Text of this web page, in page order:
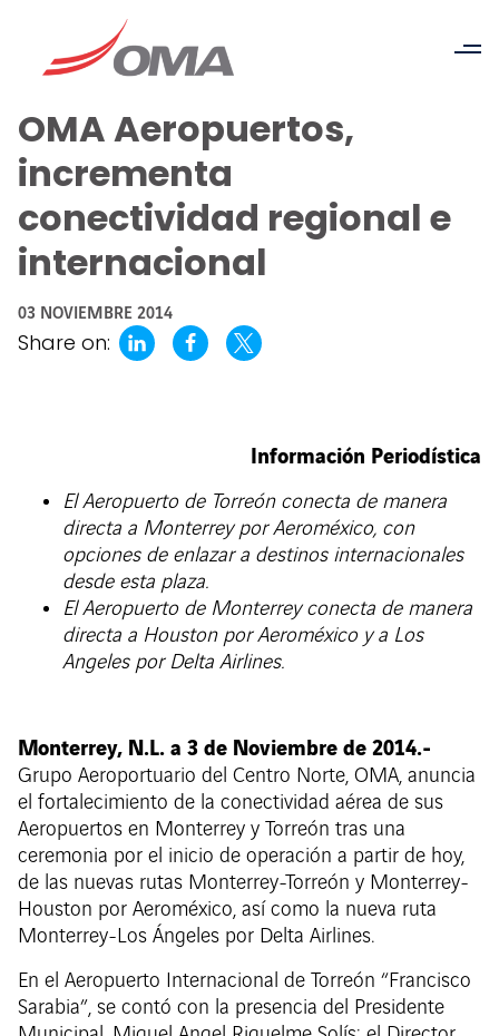
OMA Aeropuertos,
incrementa
conectividad regional e
internacional
03 NOVIEMBRE 2014
Share on:
Información Periodística
El Aeropuerto de Torreón conecta de manera
directa a Monterrey por Aeroméxico, con
opciones de enlazar a destinos internacionales
desde esta plaza.
El Aeropuerto de Monterrey conecta de manera
directa a Houston por Aeroméxico y a Los
Angeles por Delta Airlines.
Monterrey, N.L. a 3 de Noviembre de 2014.-
Grupo Aeroportuario del Centro Norte, OMA, anuncia
el fortalecimiento de la conectividad aérea de sus
Aeropuertos en Monterrey y Torreón tras una
ceremonia por el inicio de operación a partir de hoy,
de las nuevas rutas Monterrey-Torreón y Monterrey-
Houston por Aeroméxico, así como la nueva ruta
Monterrey-Los Ángeles por Delta Airlines.
En el Aeropuerto Internacional de Torreón “Francisco
Sarabia”, se contó con la presencia del Presidente